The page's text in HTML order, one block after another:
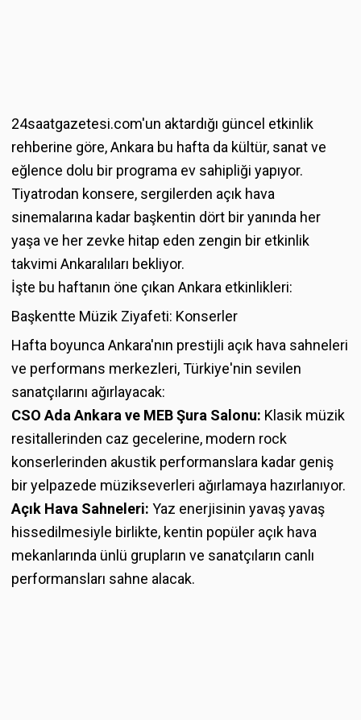
24saatgazetesi.com'un aktardığı güncel etkinlik
rehberine göre, Ankara bu hafta da kültür, sanat ve
eğlence dolu bir programa ev sahipliği yapıyor.
Tiyatrodan konsere, sergilerden açık hava
sinemalarına kadar başkentin dört bir yanında her
yaşa ve her zevke hitap eden zengin bir etkinlik
takvimi Ankaralıları bekliyor.
İşte bu haftanın öne çıkan Ankara etkinlikleri:
Başkentte Müzik Ziyafeti: Konserler
Hafta boyunca Ankara'nın prestijli açık hava sahneleri
ve performans merkezleri, Türkiye'nin sevilen
sanatçılarını ağırlayacak:
CSO Ada Ankara ve MEB Şura Salonu: Klasik müzik
resitallerinden caz gecelerine, modern rock
konserlerinden akustik performanslara kadar geniş
bir yelpazede müzikseverleri ağırlamaya hazırlanıyor.
Açık Hava Sahneleri: Yaz enerjisinin yavaş yavaş
hissedilmesiyle birlikte, kentin popüler açık hava
mekanlarında ünlü grupların ve sanatçıların canlı
performansları sahne alacak.